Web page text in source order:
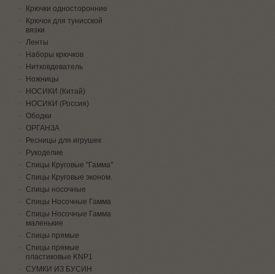
Крючки односторонние
Крючок для тунисской
вязки
Ленты
Наборы крючков
Нитковдеватель
Ножницы
НОСИКИ (Китай)
НОСИКИ (Россия)
Ободки
ОРГАНЗА
Ресницы для игрушек
Рукоделие
Спицы Круговые "Гамма"
Спицы Круговые эконом.
Спицы носочные
Спицы Носочные Гамма
Спицы Носочные Гамма
маленькие
Спицы прямые
Спицы прямые
пластиковые KNP1
СУМКИ ИЗ БУСИН